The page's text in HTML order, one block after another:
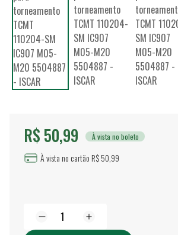
R$ 50,99 À vista no boleto
À vista no cartão R$ 50,99